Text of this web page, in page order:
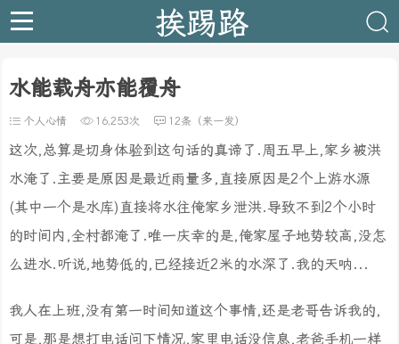
挨踢路
水能载舟亦能覆舟
个人心情 16,253次 12条（来一发）
这次,总算是切身体验到这句话的真谛了.周五早上,家乡被洪
水淹了.主要是原因是最近雨量多,直接原因是2个上游水源
(其中一个是水库)直接将水往俺家乡泄洪.导致不到2个小时
的时间内,全村都淹了.唯一庆幸的是,俺家屋子地势较高,没怎
么进水.听说,地势低的,已经接近2米的水深了.我的天呐...
我人在上班,没有第一时间知道这个事情,还是老哥告诉我的,
可是,那是想打电话问下情况,家里电话没信息,老爸手机一样